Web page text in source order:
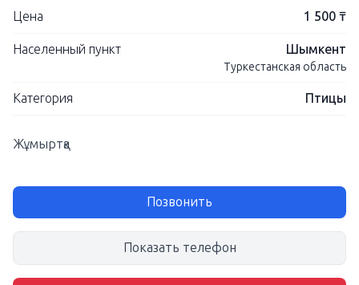
Цена 1 500 ₸
Населенный пункт Шымкент
Туркестанская область
Категория Птицы
Жұмыртқа
Позвонить
Показать телефон